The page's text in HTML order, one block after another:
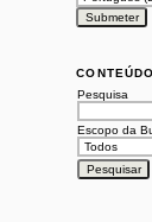
Pesquisa
Escopo da